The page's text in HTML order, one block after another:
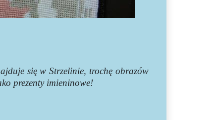
się w Strzelinie, trochę obrazów
prezenty imieninowe!